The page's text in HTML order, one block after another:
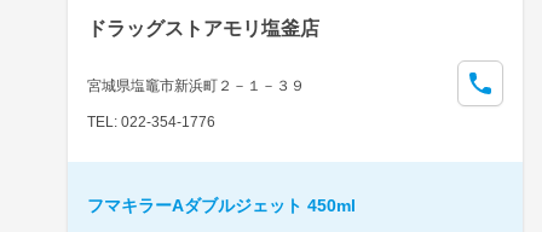
ドラッグストアモリ塩釜店
宮城県塩竈市新浜町２－１－３９
TEL: 022-354-1776
フマキラーAダブルジェット 450ml